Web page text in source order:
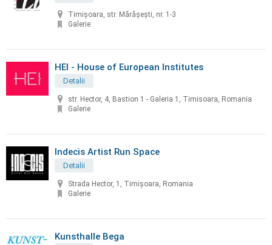
Timişoara, str. Mărăşeşti, nr. 1-3
Galerie
HEI - House of European Institutes
Detalii
str. Hector, 4, Bastion 1 - Galeria 1, Timisoara, Romania
Galerie
Indecis Artist Run Space
Detalii
Strada Hector, 1, Timișoara, Romania
Galerie
Kunsthalle Bega